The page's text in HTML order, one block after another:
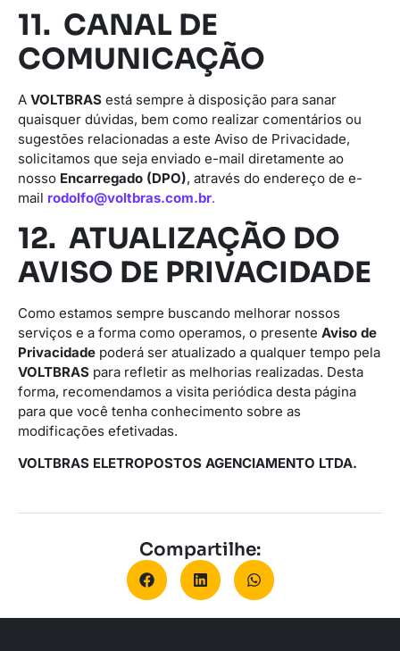
11. CANAL DE
COMUNICAÇÃO
A VOLTBRAS está sempre à disposição para sanar
quaisquer dúvidas, bem como realizar comentários ou
sugestões relacionadas a este Aviso de Privacidade,
solicitamos que seja enviado e-mail diretamente ao
nosso Encarregado (DPO), através do endereço de e-
mail rodolfo@voltbras.com.br.
12. ATUALIZAÇÃO DO
AVISO DE PRIVACIDADE
Como estamos sempre buscando melhorar nossos
serviços e a forma como operamos, o presente Aviso de
Privacidade poderá ser atualizado a qualquer tempo pela
VOLTBRAS para refletir as melhorias realizadas. Desta
forma, recomendamos a visita periódica desta página
para que você tenha conhecimento sobre as
modificações efetivadas.
VOLTBRAS ELETROPOSTOS AGENCIAMENTO LTDA.
Compartilhe: